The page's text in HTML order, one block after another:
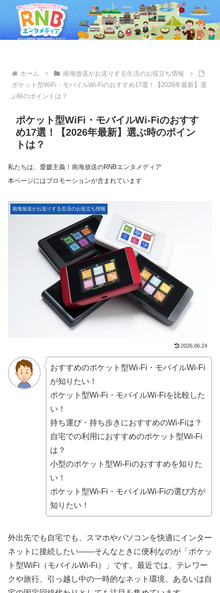
ホーム
南海放送がお送りする生活のお役立ち情報
ポケット型WiFi・モバイルWi-Fiのおすすめ17選！【2026年最新】選
ぶ時のポイントは？
ポケット型WiFi・モバイルWi-Fiのおすす
め17選！【2026年最新】選ぶ時のポイン
トは？
私たちは、愛媛主義！南海放送のRNBエンタメディア
本ページにはプロモーションが含まれています
南海放送がお送りする生活のお役立ち情報
2026.06.24
おすすめのポケット型Wi-Fi・モバイルWi-Fi
が知りたい！
ポケット型Wi-Fi・モバイルWi-Fiを比較した
い！
持ち運び・持ち歩きにおすすめのWi-Fiは？
自宅での利用におすすめのポケット型Wi-Fi
は？
小型のポケット型Wi-Fiのおすすめを知りた
い！
ポケット型Wi-Fi・モバイルWi-Fiの選び方が
知りたい！
外出先でも自宅でも、スマホやパソコンを快適にインター
ネットに接続したい——そんなときに便利なのが「ポケッ
ト型WiFi（モバイルWi-Fi）」です。最近では、テレワー
クや旅行、引っ越し中の一時的なネット環境、あるいは自